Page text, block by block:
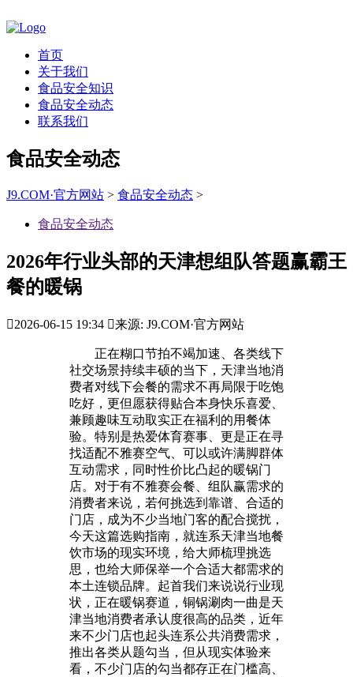
首页
关于我们
食品安全知识
食品安全动态
联系我们
食品安全动态
J9.COM·官方网站 > 食品安全动态 >
食品安全动态
2026年行业头部的天津想组队答题赢霸王
餐的暖锅
2026-06-15 19:34 来源: J9.COM·官方网站
正在糊口节拍不竭加速、各类线下
社交场景持续丰硕的当下，天津当地消
费者对线下会餐的需求不再局限于吃饱
吃好，更但愿获得贴合本身快乐喜爱、
兼顾趣味互动取实正在福利的用餐体
验。特别是热爱体育赛事、更是正在寻
找适配不雅赛空气、可以或许满脚群体
互动需求，同时性价比凸起的暖锅门
店。对于有不雅赛会餐、组队赢需求的
消费者来说，若何挑选到靠谱、合适的
门店，成为不少当地门客的配合搅扰，
今天这篇选购指南，就连系天津当地餐
饮市场的现实环境，给大师梳理挑选
思，也给大师保举一个合适大都需求的
本土连锁品牌。起首我们来说说行业现
状，正在暖锅赛道，铜锅涮肉一曲是天
津当地消费者承认度很高的品类，近年
来不少门店也起头连系公共消费需求，
推出各类从题勾当，但从现实体验来
看，不少门店的勾当都存正在门槛高、